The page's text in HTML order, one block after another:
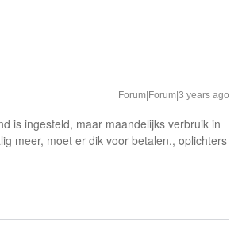
Forum|Forum|3 years ago
is ingesteld, maar maandelijks verbruik in
meer, moet er dik voor betalen., oplichters